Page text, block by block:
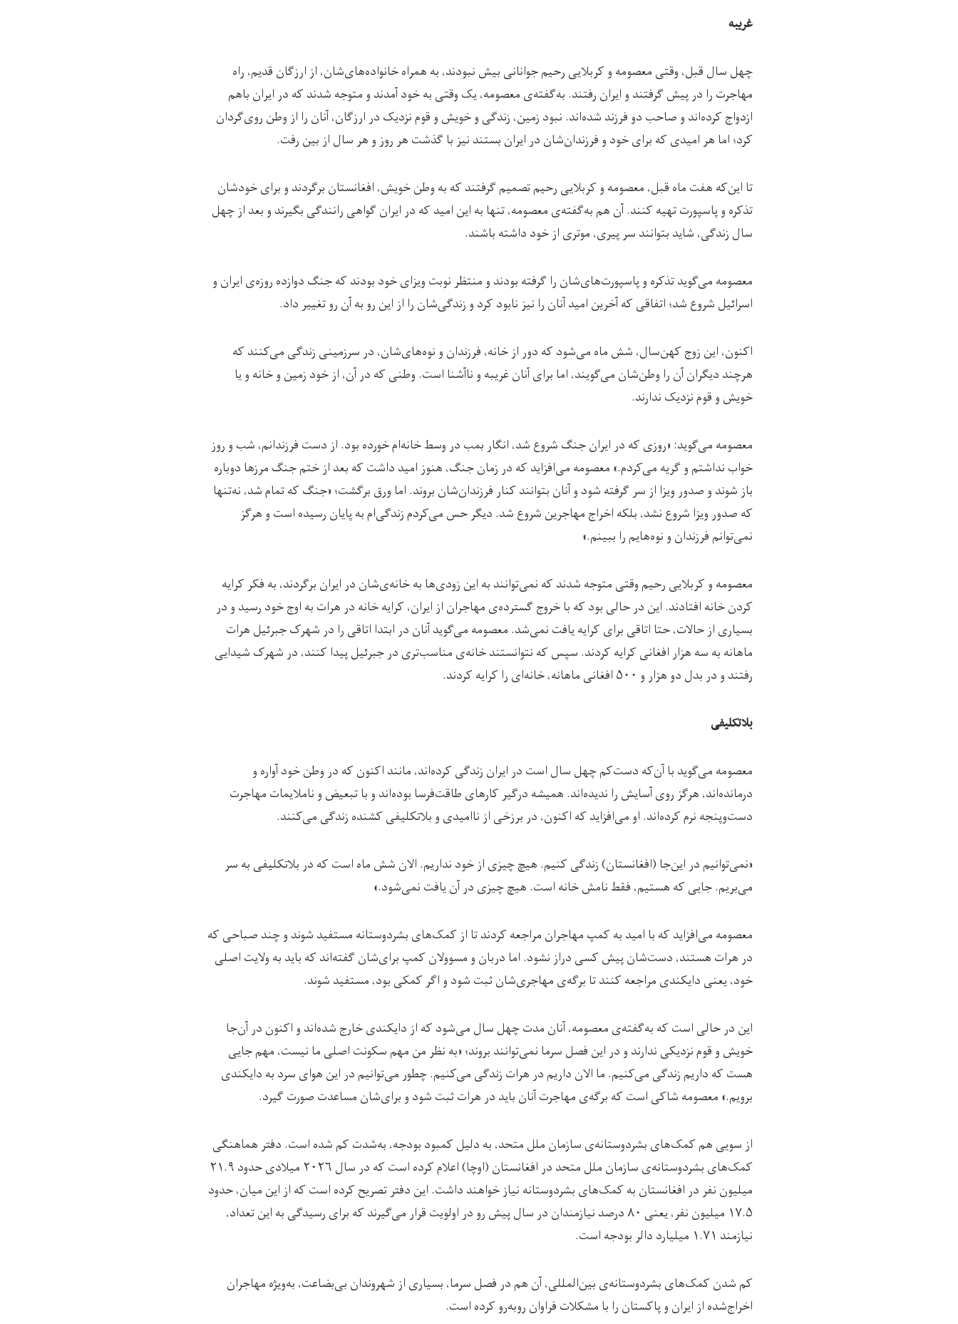
غریبه
چهل سال قبل، وقتی معصومه و کربلایی رحیم جوانانی بیش نبودند، به همراه خانواده‌های‌شان، از ارزگان قدیم، راه
مهاجرت را در پیش گرفتند و ایران رفتند. به‌گفته‌ی معصومه، یک وقتی به خود آمدند و متوجه شدند که در ایران باهم
ازدواج کرده‌اند و صاحب دو فرزند شده‌اند. نبود زمین، زندگی و خویش و قوم نزدیک در ارزگان، آنان را از وطن روی‌گردان
کرد؛ اما هر امیدی که برای خود و فرزندان‌شان در ایران بستند نیز با گذشت هر روز و هر سال از بین رفت.
تا این‌که هفت ماه قبل، معصومه و کربلایی رحیم تصمیم گرفتند که به وطن خویش، افغانستان برگردند و برای خودشان
تذکره و پاسپورت تهیه کنند. آن هم به‌گفته‌ی معصومه، تنها به این امید که در ایران گواهی رانندگی بگیرند و بعد از چهل
سال زندگی، شاید بتوانند سر پیری، موتری از خود داشته باشند.
معصومه می‌گوید تذکره و پاسپورت‌های‌شان را گرفته بودند و منتظر نوبت ویزای خود بودند که جنگ دوازده روزه‌ی ایران و
اسرائیل شروع شد؛ اتفاقی که آخرین امید آنان را نیز نابود کرد و زندگی‌شان را از این رو به آن رو تغییر داد.
اکنون، این زوج کهن‌سال، شش ماه می‌شود که دور از خانه، فرزندان و نوه‌های‌‌شان، در سرزمینی زندگی می‌کنند که
هرچند دیگران آن را وطن‌شان می‌گویند، اما برای آنان غریبه و ناآشنا است. وطنی که در آن، از خود زمین و خانه و یا
خویش و قوم نزدیک ندارند.
معصومه می‌گوید: «روزی که در ایران جنگ شروع شد، انگار بمب در وسط خانه‌ام خورده بود. از دست فرزندانم، شب و روز
خواب نداشتم و گریه می‌کردم.» معصومه می‌افزاید که در زمان جنگ، هنوز امید داشت که بعد از ختم جنگ مرزها دوباره
باز شوند و صدور ویزا از سر گرفته شود و آنان بتوانند کنار فرزندان‌شان بروند. اما ورق برگشت؛ «جنگ که تمام شد، نه‌تنها
که صدور ویزا شروع نشد، بلکه اخراج مهاجرین شروع شد. دیگر حس می‌کردم زندگی‌ام به پایان رسیده است و هرگز
نمی‌توانم فرزندان و نوه‌هایم را ببینم.»
معصومه و کربلایی رحیم وقتی متوجه شدند که نمی‌توانند به این زودی‌ها به خانه‌ی‌شان در ایران برگردند، به فکر کرایه‌
کردن خانه افتادند. این در حالی بود که با خروج گسترده‌ی مهاجران از ایران، کرایه خانه در هرات به اوج خود رسید و در
بسیاری از حالات، حتا اتاقی برای کرایه یافت نمی‌شد. معصومه می‌گوید آنان در ابتدا اتاقی را در شهرک جبرئیل هرات
ماهانه به سه هزار افغانی کرایه کردند. سپس که نتوانستند خانه‌ی مناسب‌تری در جبرئیل پیدا کنند، در شهرک شیدایی
رفتند و در بدل دو هزار و ۵۰۰ افغانی ماهانه، خانه‌ای را کرایه کردند.
بلاتکلیفی
معصومه می‌گوید با آن‌که دست‌کم چهل سال است در ایران زندگی کرده‌اند، مانند اکنون که در وطن خود آواره و
درمانده‌اند، هرگز روی آسایش را ندیده‌اند. همیشه درگیر کارهای طاقت‌فرسا بوده‌اند و با تبعیض و ناملایمات مهاجرت
دست‌وپنجه نرم کرده‌اند. او می‌افزاید که اکنون، در برزخی از ناامیدی و بلاتکلیفی کشنده زندگی می‌کنند.
«نمی‌توانیم در این‌جا (افغانستان) زندگی کنیم. هیچ چیزی از خود نداریم. الان شش ماه است که در بلاتکلیفی به سر
می‌بریم. جایی که هستیم، فقط نامش خانه است. هیچ چیزی در آن یافت نمی‌شود.»
معصومه می‌افزاید که با امید به کمپ مهاجران مراجعه کردند تا از کمک‌های بشردوستانه مستفید شوند و چند صباحی که
در هرات هستند، دست‌شان پیش کسی دراز نشود. اما دربان و مسوولان کمپ برای‌شان گفته‌اند که باید به ولایت اصلی
خود، یعنی دایکندی مراجعه کنند تا برگه‌ی مهاجری‌شان ثبت شود و اگر کمکی بود، مستفید شوند.
این در حالی است که به‌گفته‌ی معصومه، آنان مدت چهل سال می‌شود که از دایکندی خارج شده‌اند و اکنون در آن‌جا
خویش و قوم نزدیکی ندارند و در این فصل سرما نمی‌توانند بروند؛ «به نظر من مهم سکونت اصلی ما نیست، مهم جایی
هست که داریم زندگی می‌کنیم. ما الان داریم در هرات زندگی می‌کنیم. چطور می‌توانیم در این هوای سرد به دایکندی
برویم.» معصومه شاکی است که برگه‌ی مهاجرت آنان باید در هرات ثبت شود و برای‌شان مساعدت صورت گیرد.
از سویی هم کمک‌های بشردوستانه‌ی سازمان ملل متحد، به دلیل کمبود بودجه، به‌شدت کم شده است. دفتر هماهنگی
کمک‌های بشردوستانه‌ی سازمان ملل متحد در افغانستان (اوچا) اعلام کرده است که در سال ۲۰۲۶ میلادی حدود ۲۱.۹
میلیون نفر در افغانستان به کمک‌های بشردوستانه نیاز خواهند داشت. این دفتر تصریح کرده است که از این میان، حدود
۱۷.۵ میلیون نفر، یعنی ۸۰ درصد نیازمندان در سال پیش رو در اولویت قرار می‌گیرند که برای رسیدگی به این تعداد،
نیازمند ۱.۷۱ میلیارد دالر بودجه است.
کم شدن کمک‌های بشردوستانه‌ی بین‌المللی، آن هم در فصل سرما، بسیاری از شهروندان بی‌بضاعت، به‌ویژه مهاجران
اخراج‌شده از ایران و پاکستان را با مشکلات فراوان روبه‌رو کرده است.